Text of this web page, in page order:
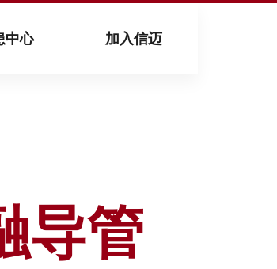
中心 加入信迈
导管